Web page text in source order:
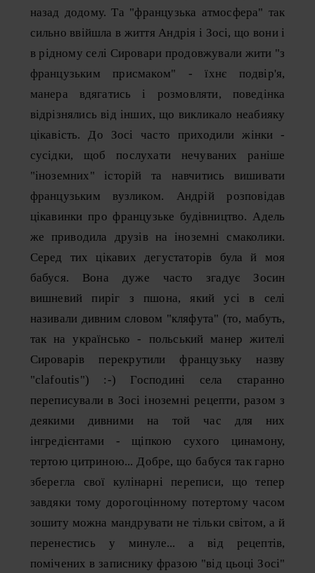
назад додому. Та "французька атмосфера" так
сильно ввійшла в життя Андрія і Зосі, що вони і
в рідному селі Сировари продовжували жити "з
французьким присмаком" - їхнє подвір'я,
манера вдягатись і розмовляти, поведінка
відрізнялись від інших, що викликало неабияку
цікавість. До Зосі часто приходили жінки -
сусідки, щоб послухати нечуваних раніше
"іноземних" історій та навчитись вишивати
французьким вузликом. Андрій розповідав
цікавинки про французьке будівництво. Адель
же приводила друзів на іноземні смаколики.
Серед тих цікавих дегустаторів була й моя
бабуся. Вона дуже часто згадує Зосин
вишневий пиріг з пшона, який усі в селі
називали дивним словом "кляфута" (то, мабуть,
так на українсько - польський манер жителі
Сироварів перекрутили французьку назву
"clafoutis") :-) Господині села старанно
переписували в Зосі іноземні рецепти, разом з
деякими дивними на той час для них
інгредієнтами - щіпкою сухого цинамону,
тертою цитриною... Добре, що бабуся так гарно
зберегла свої кулінарні переписи, що тепер
завдяки тому дорогоцінному потертому часом
зошиту можна мандрувати не тільки світом, а й
перенестись у минуле... а від рецептів,
помічених в записнику фразою "від цьоці Зосі"